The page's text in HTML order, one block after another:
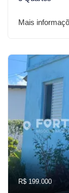
Mais
R$ 199.000